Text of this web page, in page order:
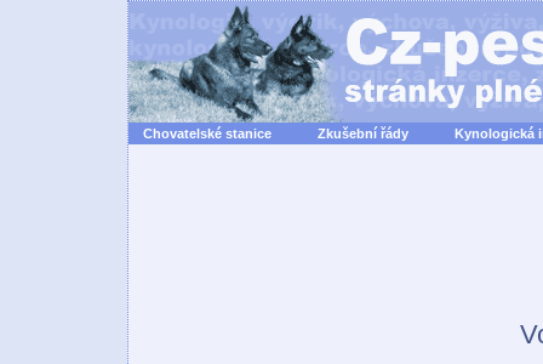
Chovatelské stanice Zkušební řády Kynologická